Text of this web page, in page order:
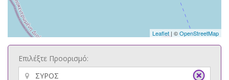
Leaflet | ©OpenStreetMap
Επιλέξτε Προορισμό: